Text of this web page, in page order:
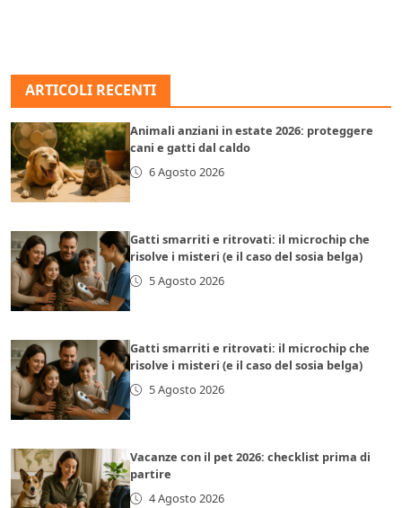
ARTICOLI RECENTI
Animali anziani in estate 2026: proteggere
cani e gatti dal caldo
6 Agosto 2026
Gatti smarriti e ritrovati: il microchip che
risolve i misteri (e il caso del sosia belga)
5 Agosto 2026
Gatti smarriti e ritrovati: il microchip che
risolve i misteri (e il caso del sosia belga)
5 Agosto 2026
Vacanze con il pet 2026: checklist prima di
partire
4 Agosto 2026